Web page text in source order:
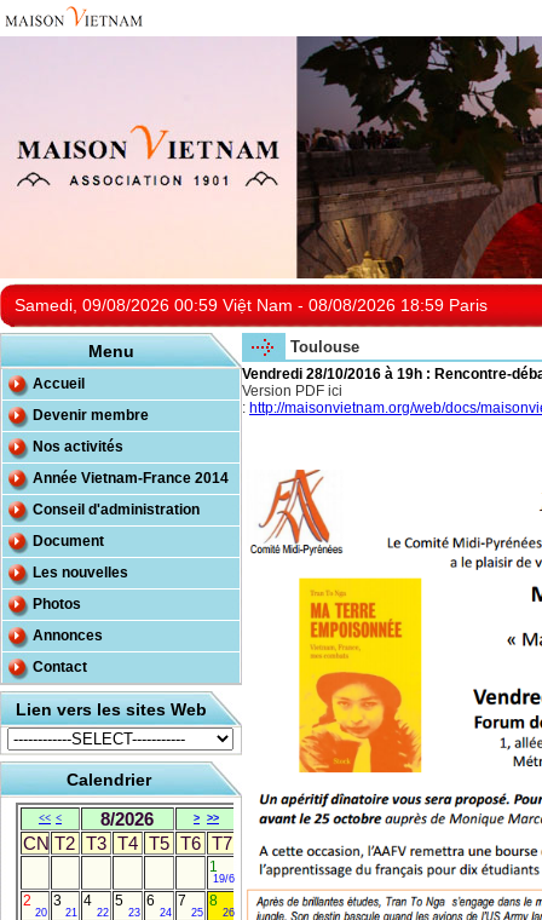
Samedi, 09/08/2026 00:59 Việt Nam - 08/08/2026 18:59 Paris
Menu
Accueil
Devenir membre
Nos activités
Année Vietnam-France 2014
Conseil d'administration
Document
Les nouvelles
Photos
Annonces
Contact
Lien vers les sites Web
Calendrier
<< < 8/2026 > >>
CN T2 T3 T4 T5 T6 T7
1
19/6
2
20
3
21
4
22
5
23
6
24
7
25
8
26
Toulouse
Vendredi 28/10/2016 à 19h : Rencontre-
Version PDF ici
: http://maisonvietnam.org/web/docs/